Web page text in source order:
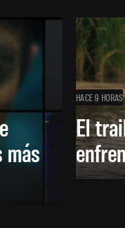
HACE 9 HORAS
El